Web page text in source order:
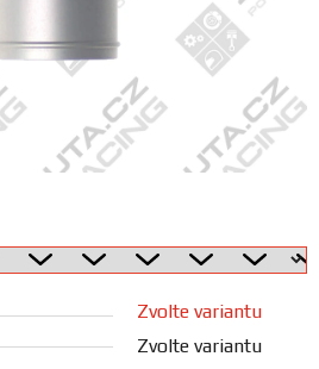
Zvolte variantu
Zvolte variantu